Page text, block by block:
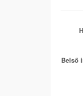
Belső